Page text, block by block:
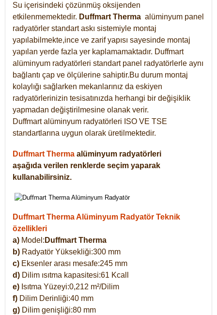
Su içerisindeki çözünmüş oksijenden
etkilenmemektedir. Duffmart Therma alüminyum panel
radyatörler standart askı sistemiyle montaj
yapılabilmekte,ince ve zarif yapısı sayesinde montaj
yapılan yerde fazla yer kaplamamaktadır. Duffmart
alüminyum radyatörleri standart panel radyatörlerle aynı
bağlantı çap ve ölçülerine sahiptir.Bu durum montaj
kolaylığı sağlarken mekanlarınız da eskiyen
radyatörlerinizin tesisatınızda herhangi bir değişiklik
yapmadan değiştirilmesine olanak verir.
Duffmart alüminyum radyatörleri ISO VE TSE
standartlarına uygun olarak üretilmektedir.
Duffmart Therma alüminyum radyatörleri
aşağıda verilen renklerde seçim yaparak
kullanabilirsiniz.
Duffmart Therma Alüminyum Radyatör Teknik
özellikleri
a) Model: Duffmart Therma
b) Radyatör Yüksekliği:300 mm
c) Eksenler arası mesafe:245 mm
d) Dilim ısıtma kapasitesi:61 Kcall
e) Isıtma Yüzeyi:0,212 m²/Dilim
f) Dilim Derinliği:40 mm
g) Dilim genişliği:80 mm